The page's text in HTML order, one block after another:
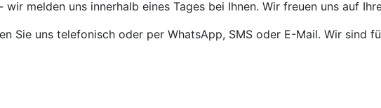
- wir melden uns innerhalb eines Tages bei Ihnen. Wir freuen uns auf
Sie uns telefonisch oder per WhatsApp, SMS oder E-Mail. Wir sind